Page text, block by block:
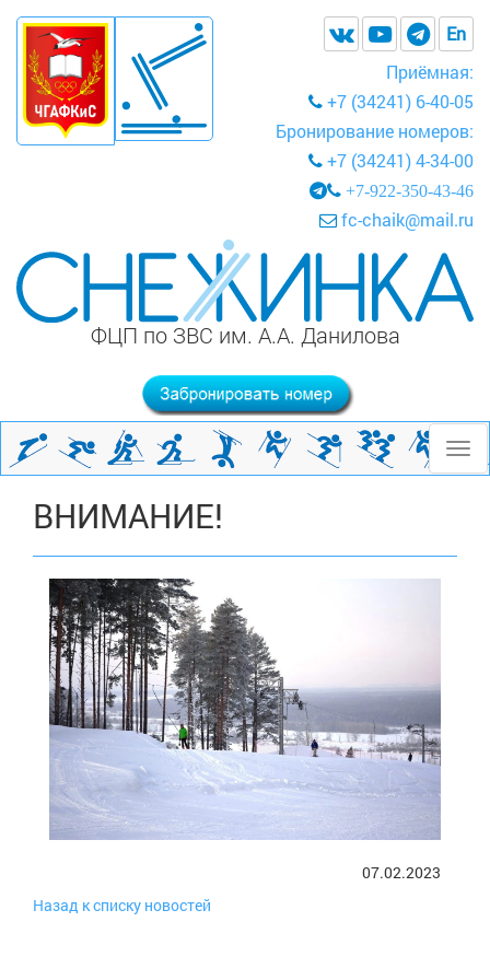
En
Приёмная:
+7 (34241) 6-40-05
Бронирование номеров:
+7 (34241) 4-34-00
+7-922-350-43-46
fc-chaik@mail.ru
ФЦП по ЗВС им. А.А. Данилова
ВНИМАНИЕ!
07.02.2023
Назад к списку новостей